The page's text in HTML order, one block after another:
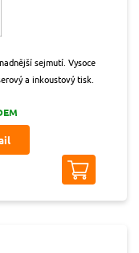
sejmutí. Vysoce
a inkoustový tisk.